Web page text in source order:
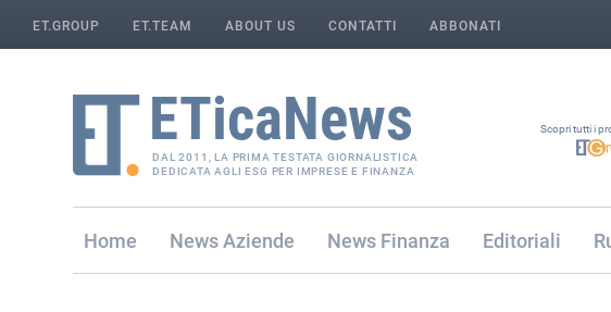
ET.GROUP ET.TEAM ABOUT US CONTATTI ABBONATI
DAL 2011, LA PRIMA TESTATA GIORNALISTICA
DEDICATA AGLI ESG PER IMPRESE E FINANZA
Scopri tutti i
Home Aziende Finanza Editoriali